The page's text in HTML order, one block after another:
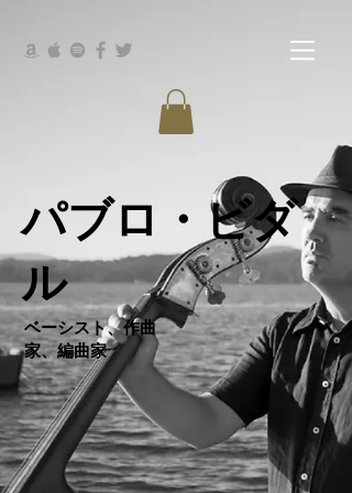
パブロ・ビダ
ル
ベーシスト、作曲
家、編曲家